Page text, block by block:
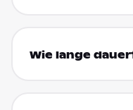
Wie lange